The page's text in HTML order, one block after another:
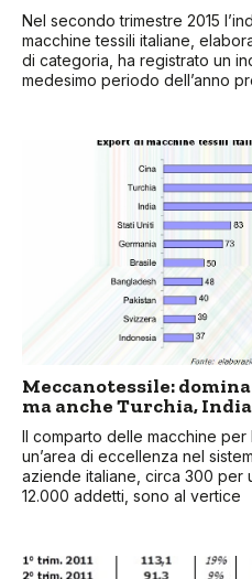
Nel secondo trimestre 2015
macchine tessili italiane,
di categoria, ha registrato un
medesimo periodo dell’anno
Meccanotessile:
ma anche Turchia,
Il comparto delle macchine per
un’area di eccellenza nel
aziende italiane, circa 300 per
12.000 addetti, sono al vertice